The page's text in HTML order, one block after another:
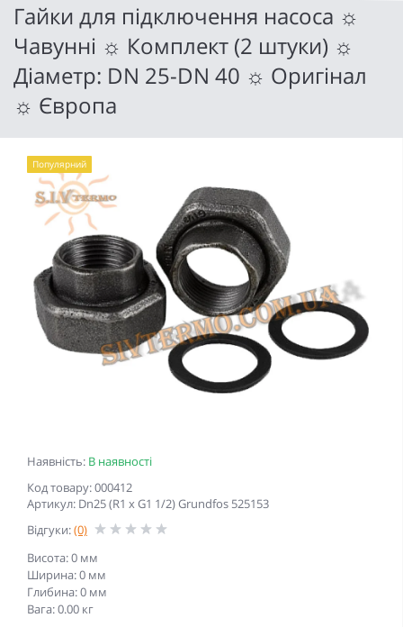
Гайки для підключення насоса ☼
Чавунні ☼ Комплект (2 штуки) ☼
Діаметр: DN 25-DN 40 ☼ Оригінал
☼ Європа
Наявність: В наявності
Код товару: 000412
Артикул: Dn25 (R1 x G1 1/2) Grundfos 525153
Відгуки:(0)
Висота: 0 мм
Ширина: 0 мм
Глибина: 0 мм
Вага: 0.00 кг
Популярний